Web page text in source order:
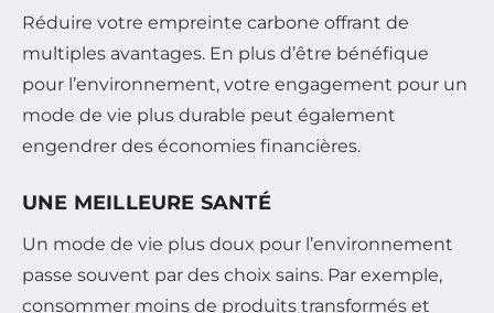
Réduire votre empreinte carbone offrant de
multiples avantages. En plus d’être bénéfique
pour l’environnement, votre engagement pour un
mode de vie plus durable peut également
engendrer des économies financières.
UNE MEILLEURE SANTÉ
Un mode de vie plus doux pour l’environnement
passe souvent par des choix sains. Par exemple,
consommer moins de produits transformés et